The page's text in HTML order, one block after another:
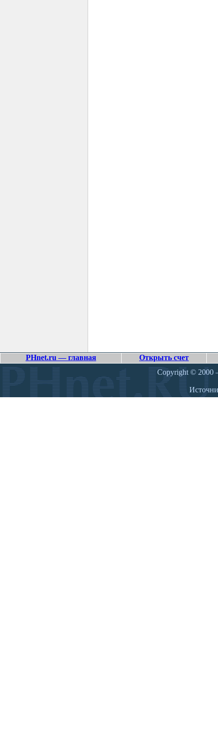
PHnet.ru — главная
Открыть счет
Copyright © 2000